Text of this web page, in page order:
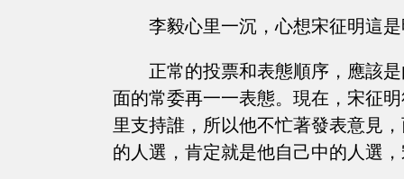
李毅心里一沉，心想宋征明這
正常的投票和表態順序，應該
面的常委再一一表態。現在，宋征
里支持誰，所以他不忙著發表意見
的人選，肯定就是他自己中的人選